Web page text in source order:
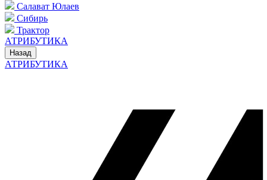
Салават Юлаев
Сибирь
Трактор
АТРИБУТИКА
Назад
АТРИБУТИКА